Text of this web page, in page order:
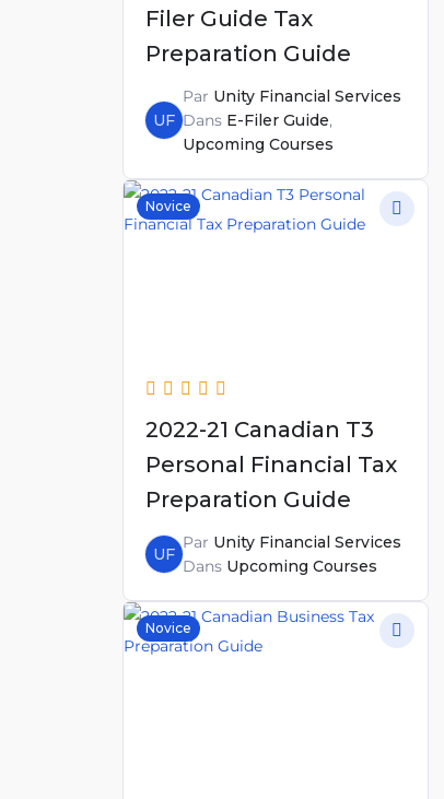
Filer Guide Tax
Preparation Guide
UF
Par Unity Financial Services
Dans E-Filer Guide,
Upcoming Courses
Novice
2022-21 Canadian T3
Personal Financial Tax
Preparation Guide
UF
Par Unity Financial Services
Dans Upcoming Courses
Novice